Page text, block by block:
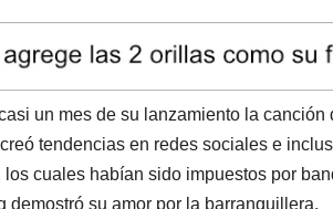
un mes de su lanzamiento la canción
tendencias en redes sociales e
cuales habían sido impuestos por
demostró su amor por la barranquillera.